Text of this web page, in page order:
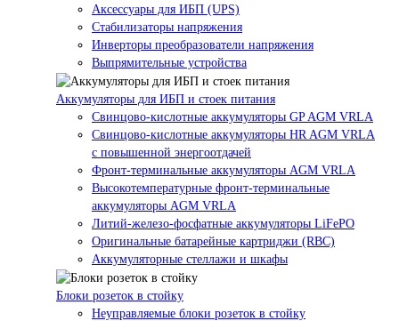
Аксессуары для ИБП (UPS)
Стабилизаторы напряжения
Инверторы преобразователи напряжения
Выпрямительные устройства
Аккумуляторы для ИБП и стоек питания
Свинцово-кислотные аккумуляторы GP AGM VRLA
Свинцово-кислотные аккумуляторы HR AGM VRLA
с повышенной энергоотдачей
Фронт-терминальные аккумуляторы AGM VRLA
Высокотемпературные фронт-терминальные
аккумуляторы AGM VRLA
Литий-железо-фосфатные аккумуляторы LiFePO
Оригинальные батарейные картриджи (RBC)
Аккумуляторные стеллажи и шкафы
Блоки розеток в стойку
Неуправляемые блоки розеток в стойку